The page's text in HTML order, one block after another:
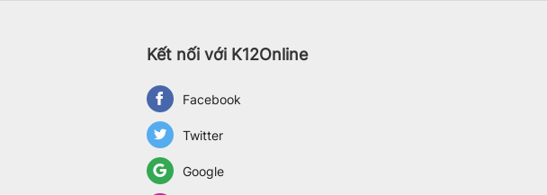
Kết nối với K12Online
Facebook
Twitter
Google